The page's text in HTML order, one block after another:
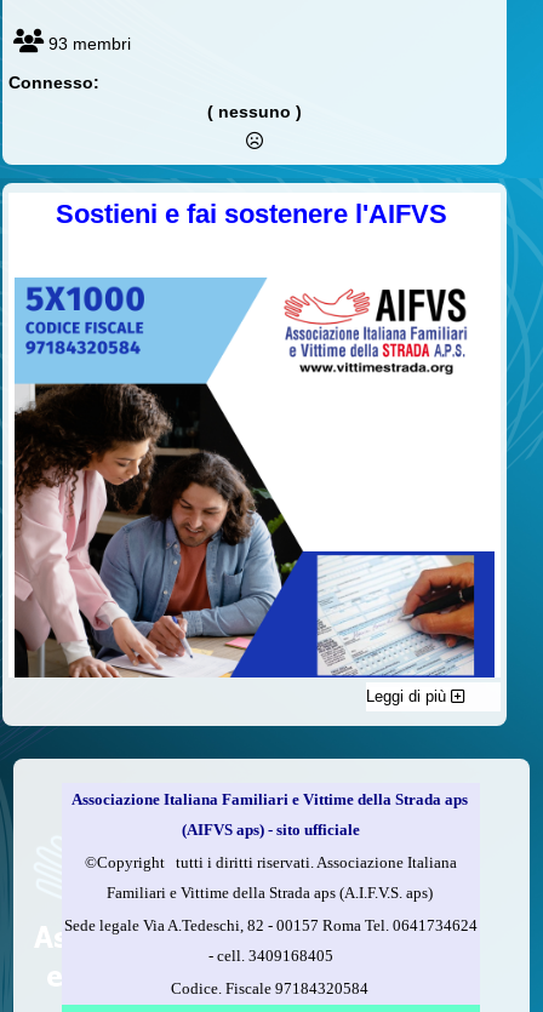
93 membri
Connesso:
( nessuno )
Sostieni e fai sostenere l'AIFVS
C'è un modo di contribuire alle attività dell’A.I.F.V.S. a favore
delle vittime della strada e per dare giustizia ai superstiti ed ai
loro familiari che non costa nulla: devolvere il 5 per mille della
Compila la scheda CUD o del modello 730.
Firma nel riquadro indicato come “Sostegno delle
organizzazioni non lucrative di utilità sociale, delle associazioni
di promozione sociale...”
Indica nel riquadro il codice fiscale dell’A.I.F.V.S.:
Leggi di più
Associazione Italiana Familiari e Vittime della Strada aps
(AIFVS aps) - sito ufficiale
©​Copyright tutti i diritti riservati. Associazione Italiana
Familiari e Vittime della Strada aps (A.I.F.V.S. aps)
Sede legale Via A.Tedeschi, 82 - 00157 Roma Tel. 0641734624
-cell.3409168405
Codice. Fiscale 97184320584